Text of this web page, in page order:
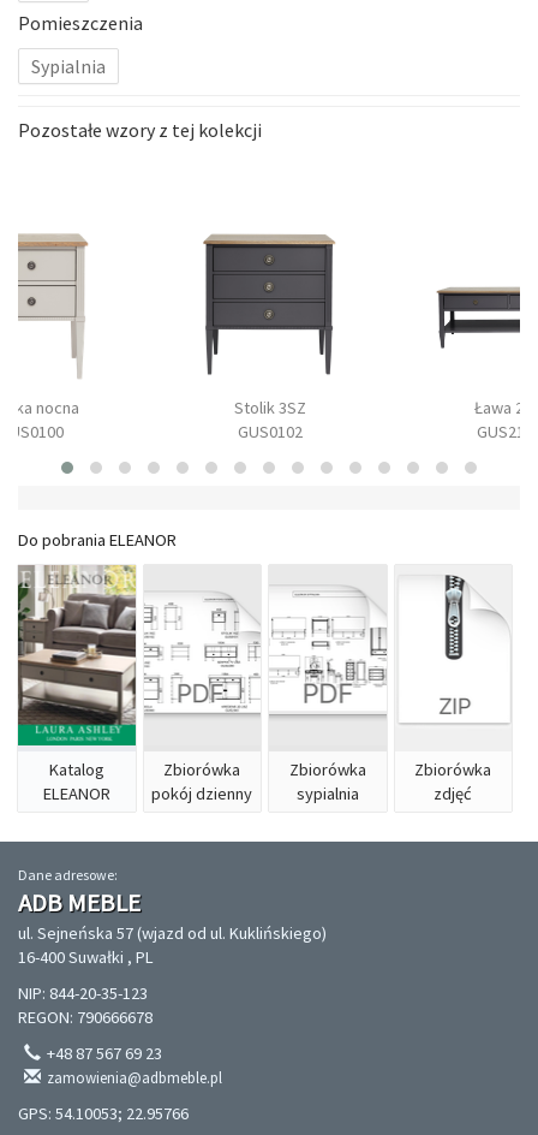
Pomieszczenia
Sypialnia
Pozostałe wzory z tej kolekcji
nocna
Stolik 3SZ
GUS0102
Ława
Do pobrania ELEANOR
Katalog
ELEANOR
Zbiorówka
pokój dzienny
Zbiorówka
sypialnia
Zbiorówka
zdjęć
Dane adresowe:
ADB MEBLE
ul. Sejneńska 57 (wjazd od ul. Kuklińskiego)
16-400 Suwałki , PL
NIP: 844-20-35-123
REGON: 790666678
+48 87 567 69 23
zamowienia@adbmeble.pl
GPS: 54.10053; 22.95766